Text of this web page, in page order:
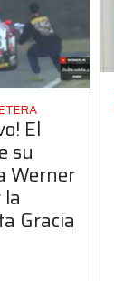
El
su
Werner
Gracia